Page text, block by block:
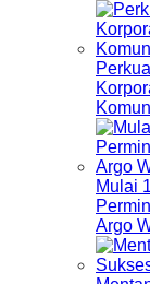
Mulai
Argo